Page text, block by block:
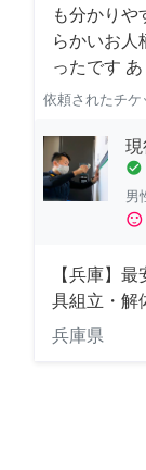
も分かりや
らかいお
ったです
依頼されたチケ
check_circle
男
sentiment_satisfied
【兵庫】
具組立・解
兵庫県